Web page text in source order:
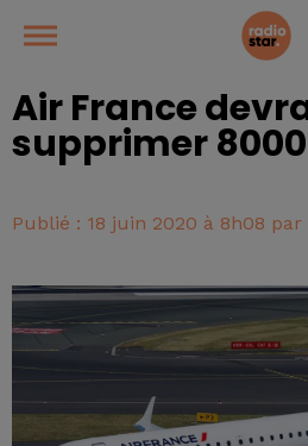
Air France
supprimer
Publié : 18 juin 2020 à 8h08